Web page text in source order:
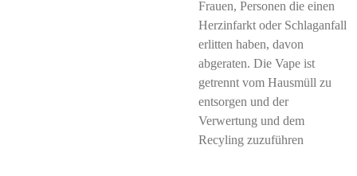
Frauen, Personen die einen
Herzinfarkt oder Schlaganfall
erlitten haben, davon
abgeraten. Die Vape ist
getrennt vom Hausmüll zu
entsorgen und der
Verwertung und dem
Recyling zuzuführen